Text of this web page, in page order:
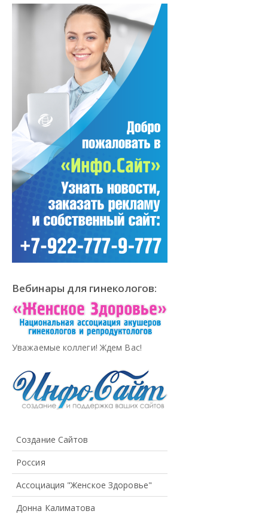
Вебинары для гинекологов:
Уважаемые коллеги! Ждем Вас!
Создание Сайтов
Россия
Ассоциация "Женское Здоровье"
Донна Калиматова